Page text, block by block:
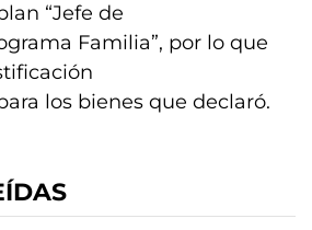
“Jefe de
Familia”, por lo que
los bienes que declaró.